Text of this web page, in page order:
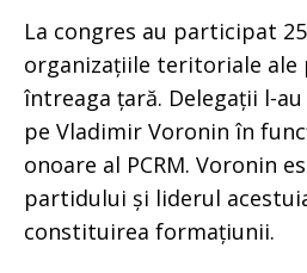
La congres au participat
organizațiile teritoriale
întreaga țară. Delegații l-
pe Vladimir Voronin în
onoare al PCRM. Voronin
partidului și liderul
constituirea formațiunii.